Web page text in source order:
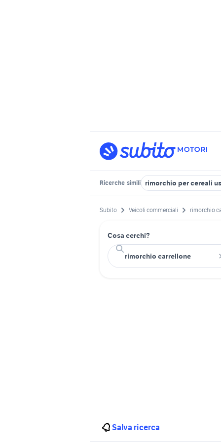
Ricerche simili rimorchio per cereali
Subito Veicoli commerciali rimorchio
Cosa cerchi?
Salva ricerca